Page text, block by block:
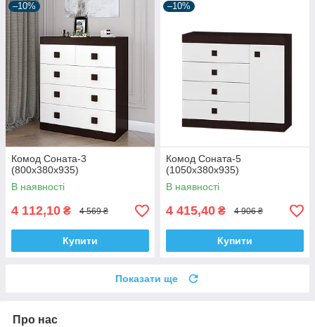
–10%
Комод Соната-3
(800х380х935)
В наявності
4 112,10 ₴ 4 569 ₴
Купити
–10%
Комод Соната-5
(1050х380х935)
В наявності
4 415,40 ₴ 4 906 ₴
Купити
Показати ще
Про нас